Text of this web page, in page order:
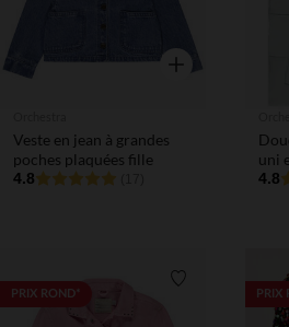
Aperçu rapide
Veste en jean à grandes
poches plaquées fille
4.8
uni
4.8
PRIX ROND* Liste de PRIX